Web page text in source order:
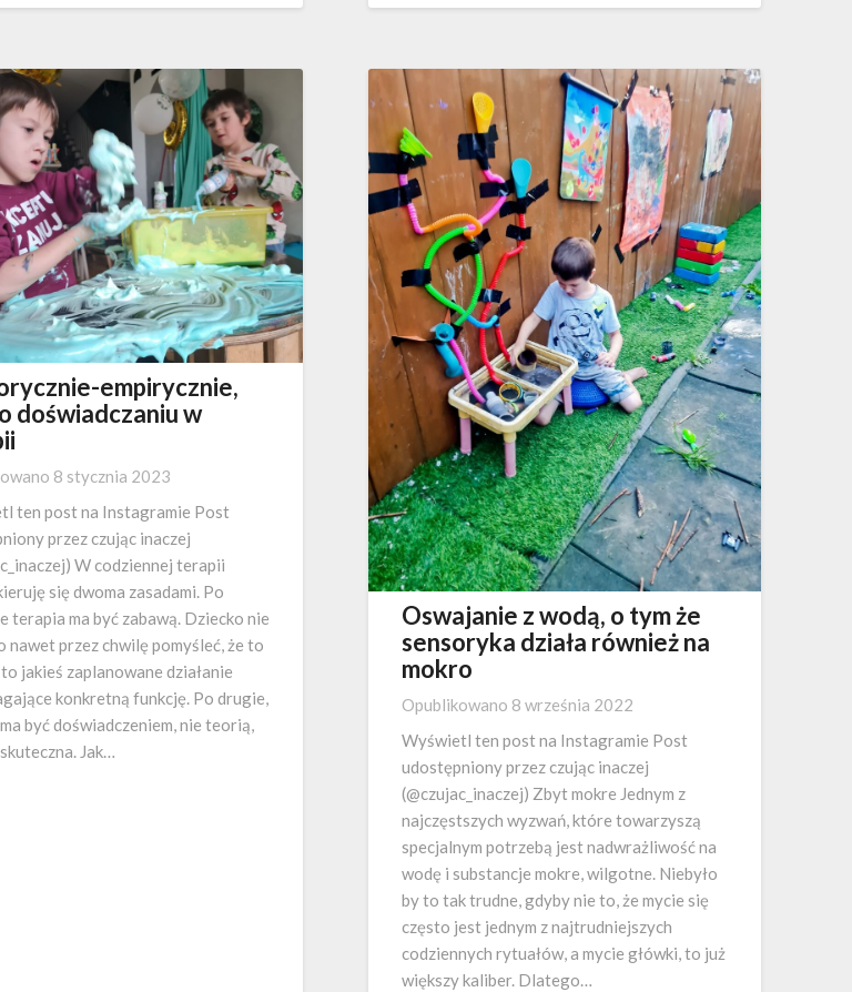
empirycznie,
doświadczaniu w
8 stycznia 2023
ten post na Instagramie Post
przez czując inaczej
W codziennej terapii
się dwoma zasadami. Po
terapia ma być zabawą. Dziecko nie
nawet przez chwilę pomyśleć, że to
jakieś zaplanowane działanie
konkretną funkcję. Po drugie,
być doświadczeniem, nie teorią,
Jak…
Oswajanie z wodą, o tym że
sensoryka działa również na
mokro
Opublikowano 8 września 2022
Wyświetl ten post na Instagramie Post
udostępniony przez czując inaczej
(@czujac_inaczej) Zbyt mokre Jednym z
najczęstszych wyzwań, które towarzyszą
specjalnym potrzebą jest nadwrażliwość na
wodę i substancje mokre, wilgotne. Niebyło
by to tak trudne, gdyby nie to, że mycie się
często jest jednym z najtrudniejszych
codziennych rytuałów, a mycie główki, to już
większy kaliber. Dlatego…